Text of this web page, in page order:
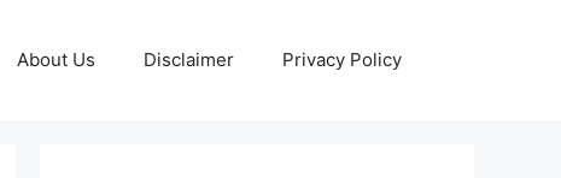
About Us Disclaimer Privacy Policy